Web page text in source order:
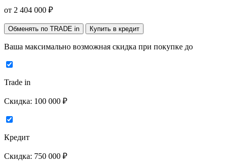
от 2 404 000 ₽
Обменять по TRADE in Купить в кредит
Ваша максимально возможная скидка при покупке до
Trade in
Скидка: 100 000 ₽
Кредит
Скидка: 750 000 ₽